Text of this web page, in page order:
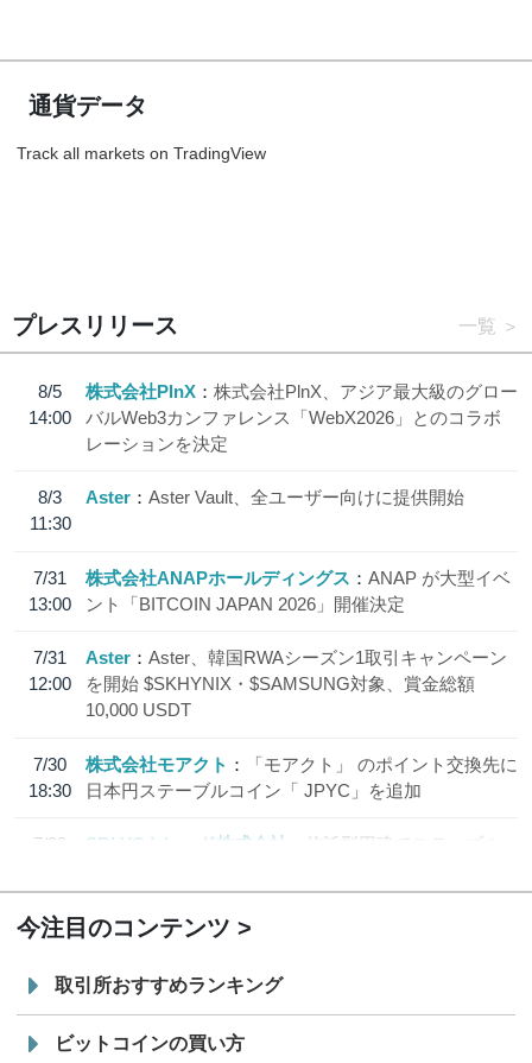
通貨データ
Track all markets on TradingView
プレスリリース 一覧
8/5
14:00
株式会社PlnX
株式会社PlnX、アジア最大級のグロー
バルWeb3カンファレンス「WebX2026」とのコラボ
レーションを決定
8/3
11:30
Aster Aster Vault、全ユーザー向けに提供開始
7/31
13:00
株式会社ANAPホールディングス
ANAP が大型イベ
ント「BITCOIN JAPAN 2026」開催決定
7/31
12:00
Aster
Aster、韓国RWAシーズン1取引キャンペーン
を開始 $SKHYNIX・$SAMSUNG対象、賞金総額
10,000 USDT
7/30
18:30
株式会社モアクト
「モアクト」 のポイント交換先に
日本円ステーブルコイン「 JPYC」を追加
7/29
SBI VCトレード株式会社
信託型円建てステーブル
今注目のコンテンツ
取引所おすすめランキング
ビットコインの買い方